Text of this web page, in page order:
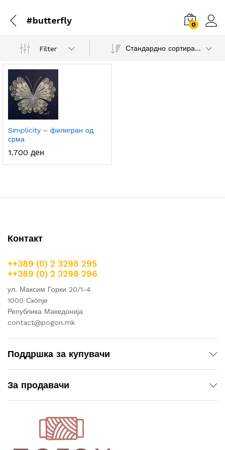
#butterfly 0
Filter Стандардно сортирање
Simplicity – филигран од
срма
1.700 ден
Контакт
++389 (0) 2 3298 295
++389 (0) 2 3298 296
ул. Максим Горки 20/1-4
1000 Скопје
Република Македонија
contact@pogon.mk
Поддршка за купувачи
За продавачи